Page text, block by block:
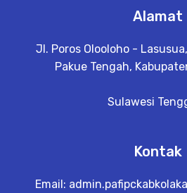
Alamat
Jl. Poros Olooloho -
Pakue Tengah,
Sulawesi
Kontak
Email: